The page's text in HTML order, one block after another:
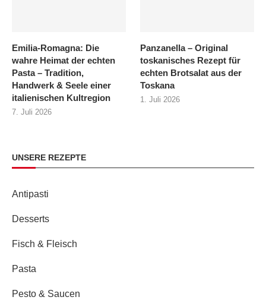
Emilia‑Romagna: Die
wahre Heimat der echten
Pasta – Tradition,
Handwerk & Seele einer
italienischen Kultregion
7. Juli 2026
Panzanella – Original
toskanisches Rezept für
echten Brotsalat aus der
Toskana
1. Juli 2026
UNSERE REZEPTE
Antipasti
Desserts
Fisch & Fleisch
Pasta
Pesto & Saucen